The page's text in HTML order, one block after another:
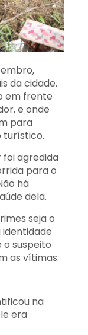
da cidade.
em frente
e onde
para
turístico.
foi agredida
para o
há
dela.
seja o
o suspeito
as vítimas.
na
era